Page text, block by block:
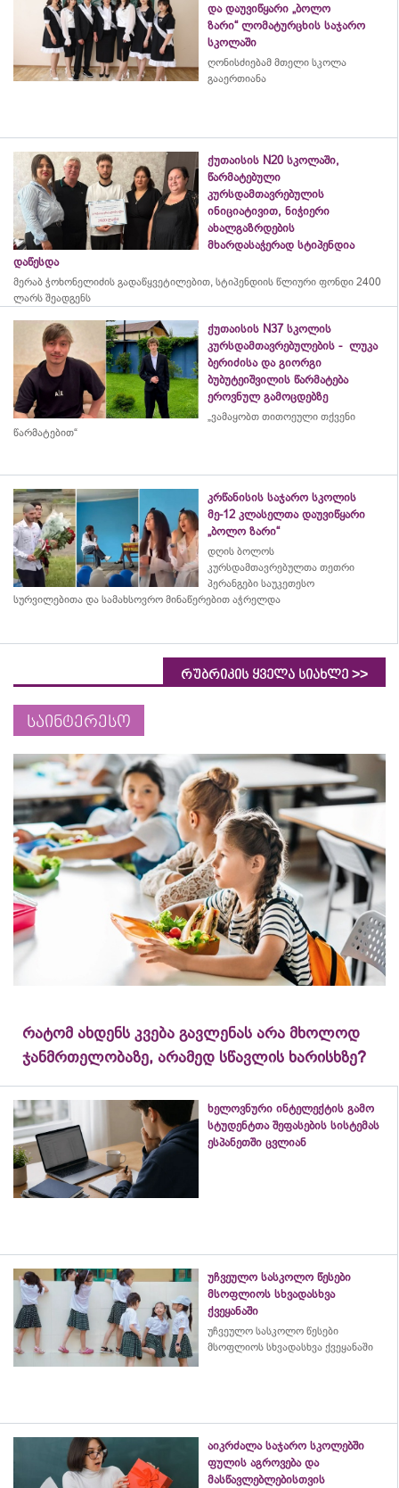
და დაუვიწყარი „ბოლო
ზარი“ ლომატურცხის საჯარო
სკოლაში
ღონისძიებამ მთელი სკოლა
გააერთიანა
ქუთაისის N20 სკოლაში,
წარმატებული
კურსდამთავრებულის
ინიციატივით, ნიჭიერი
ახალგაზრდების
მხარდასაჭერად სტიპენდია
დაწესდა
მერაბ ჭოხონელიძის გადაწყვეტილებით, სტიპენდიის წლიური ფონდი 2400
ლარს შეადგენს
ქუთაისის N37 სკოლის
კურსდამთავრებულების - ლუკა
ბერიძისა და გიორგი
ბუბუტეიშვილის წარმატება
ეროვნულ გამოცდებზე
„ვამაყობთ თითოეული თქვენი
წარმატებით“
კრწანისის საჯარო სკოლის
მე-12 კლასელთა დაუვიწყარი
„ბოლო ზარი“
დღის ბოლოს
კურსდამთავრებულთა თეთრი
პერანგები საუკეთესო
სურვილებითა და სამახსოვრო მინაწერებით აჭრელდა
რუბრიკის ყველა სიახლე >>
საინტერესო
რატომ ახდენს კვება გავლენას არა მხოლოდ
ჯანმრთელობაზე, არამედ სწავლის ხარისხზე?
ხელოვნური ინტელექტის გამო
სტუდენტთა შეფასების სისტემას
ესპანეთში ცვლიან
უჩვეულო სასკოლო წესები
მსოფლიოს სხვადასხვა
ქვეყანაში
უჩვეულო სასკოლო წესები
მსოფლიოს სხვადასხვა ქვეყანაში
აიკრძალა საჯარო სკოლებში
ფულის აგროვება და
მასწავლებლებისთვის